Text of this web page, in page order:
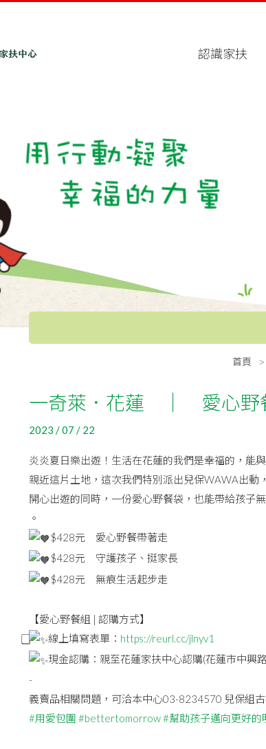
認識家扶
首頁
一奇萊．花蓮 ｜ 愛心野
2023 / 07 / 22
炎炎夏日樂出遊！生活在花蓮的我們是幸福的，能
親近這片土地，這次我們特別派出兒保WAWA出動
開心出遊的同時，一份愛心野餐袋，也能帶給孩子
。
$428元 愛心野餐帶著走
$428元 守護孩子、挺家長
$428元 無痕生活起步走
【愛心野餐組 | 認購方式】
線上填寫表單： https://reurl.cc/jlnyv1
現金認購：親至花蓮家扶中心認購(花蓮市中興
-
義賣品相關問題，可洽本中心03-8234570 兒保組
#用愛包圍 #bettertomorrow#幫助孩子邁向更好的